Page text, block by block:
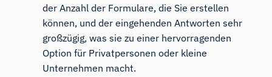
der Anzahl der Formulare, die Sie erstellen
können, und der eingehenden Antworten sehr
großzügig, was sie zu einer hervorragenden
Option für Privatpersonen oder kleine
Unternehmen macht.